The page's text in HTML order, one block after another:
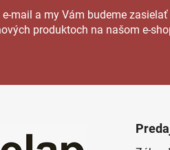
mail a my Vám budeme
produktoch na našom e-